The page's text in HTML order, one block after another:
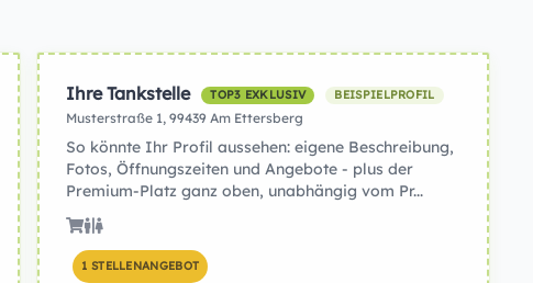
Ihre Tankstelle TOP3 EXKLUSIV BEISPIELPROFIL
Musterstraße 1, 99439 Am Ettersberg
So könnte Ihr Profil aussehen: eigene Beschreibung,
Fotos, Öffnungszeiten und Angebote - plus der
Premium-Platz ganz oben, unabhängig vom Pr...
1 STELLENANGEBOT